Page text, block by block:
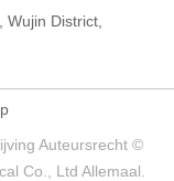
District,
Auteursrecht ©
Co., Ltd Allemaal.